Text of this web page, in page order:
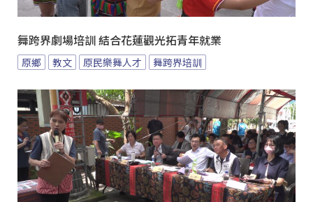
舞跨界劇場培訓 結合花蓮觀光拓青年就業
原鄉 教文 原民樂舞人才 舞跨界培訓